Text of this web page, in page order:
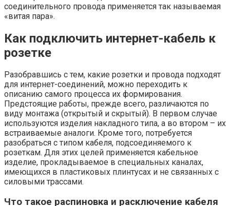
соединительного провода применяется так называемая
«витая пара».
Как подключить интернет-кабель к
розетке
Разобравшись с тем, какие розетки и провода подходят
для интернет-соединений, можно переходить к
описанию самого процесса их формирования.
Предстоящие работы, прежде всего, различаются по
виду монтажа (открытый и скрытый). В первом случае
используются изделия накладного типа, а во втором – их
встраиваемые аналоги. Кроме того, потребуется
разобраться с типом кабеля, подсоединяемого к
розеткам. Для этих целей применяется кабельное
изделие, прокладываемое в специальных каналах,
имеющихся в пластиковых плинтусах и не связанных с
силовыми трассами.
Что такое распиновка и расключение кабеля